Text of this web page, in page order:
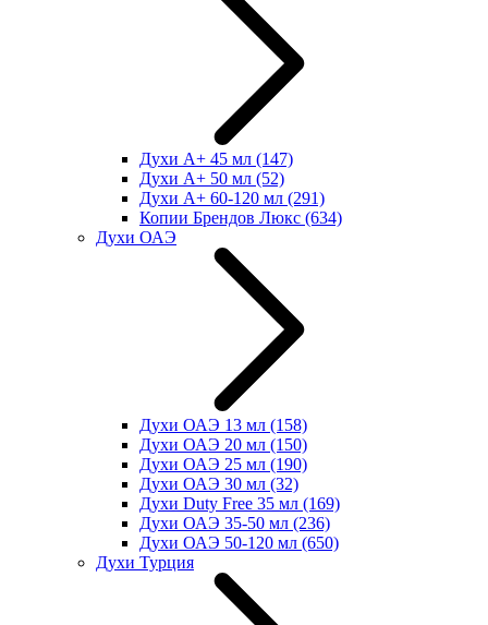
Духи А+ 45 мл (147)
Духи А+ 50 мл (52)
Духи А+ 60-120 мл (291)
Копии Брендов Люкс (634)
Духи ОАЭ
Духи ОАЭ 13 мл (158)
Духи ОАЭ 20 мл (150)
Духи ОАЭ 25 мл (190)
Духи ОАЭ 30 мл (32)
Духи Duty Free 35 мл (169)
Духи ОАЭ 35-50 мл (236)
Духи ОАЭ 50-120 мл (650)
Духи Турция